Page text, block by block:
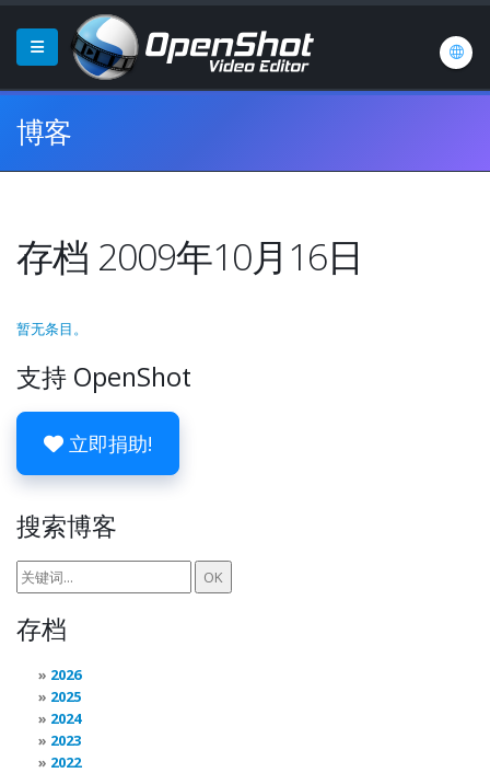
博客
存档 2009年10月16日
暂无条目。
支持 OpenShot
立即捐助!
搜索博客
存档
2026
2025
2024
2023
2022